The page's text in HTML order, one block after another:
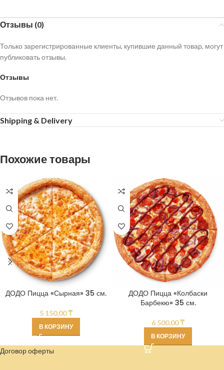
Отзывы (0)
Отзывы
Отзывов пока нет.
Только зарегистрированные клиенты, купившие данный товар, могут
публиковать отзывы.
Shipping & Delivery
Похожие товары
ДОДО Пицца «Сырная» 35 см.
5 150,00₸
В КОРЗИНУ
ДОДО Пицца «Колбаски
Барбекю» 35 см.
6 500,00₸
В КОРЗИНУ
Договор оферты